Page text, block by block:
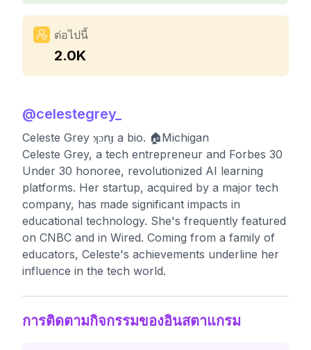
ต่อไปนี้
2.0K
@celestegrey_
Celeste Grey ʞɔnɟ a bio. 🏠Michigan
Celeste Grey, a tech entrepreneur and Forbes 30
Under 30 honoree, revolutionized AI learning
platforms. Her startup, acquired by a major tech
company, has made significant impacts in
educational technology. She's frequently featured
on CNBC and in Wired. Coming from a family of
educators, Celeste's achievements underline her
influence in the tech world.
การติดตามกิจกรรมของอินสตาแกรม